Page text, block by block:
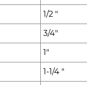
1/2 "
3/4"
1"
1-1/4 "